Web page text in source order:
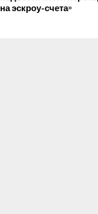
на эскроу-счета»